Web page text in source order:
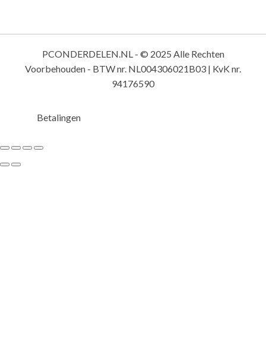
PCONDERDELEN.NL - © 2025 Alle Rechten
Voorbehouden - BTW nr. NL004306021B03 | KvK nr.
94176590
Betalingen